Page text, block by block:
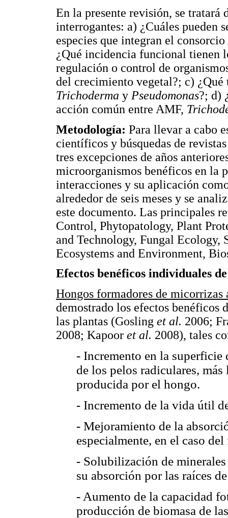
En la presente revisión, se tratará
interrogantes: a) ¿Cuáles pueden
especies que integran el
¿Qué incidencia funcional tienen
regulación o control de
del crecimiento vegetal?; c)
Trichoderma y Pseudomonas?; d)
acción común entre AMF,
Metodología: Para llevar a cabo
científicos y búsquedas de
tres excepciones de años
microorganismos benéficos en la
interacciones y su aplicación
alrededor de seis meses y se
este documento. Las principales
Control, Phytopatology, Plant
and Technology, Fungal
Ecosystems and Environment,
Efectos benéficos individuales
Hongos formadores de
demostrado los efectos
las plantas (Gosling et al. 2006;
2008; Kapoor et al. 2008), tales
- Incremento en la superficie
de los pelos radiculares,
producida por el hongo.
- Incremento de la vida útil
- Mejoramiento de la
especialmente, en el caso
- Solubilización de
su absorción por las raíces
- Aumento de la capacidad
producción de biomasa de